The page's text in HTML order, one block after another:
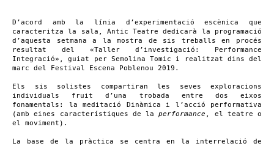
D’acord amb la línia d’experimentació escènica que
caracteritza la sala, Antic Teatre dedicarà la programació
d’aquesta setmana a la mostra de sis treballs en procés
resultat del «Taller d’investigació: Performance
Integració», guiat per Semolina Tomic i realitzat dins del
marc del Festival Escena Poblenou 2019.
Els sis solistes compartiran les seves exploracions
individuals fruit d’una trobada entre dos eixos
fonamentals: la meditació Dinàmica i l’acció performativa
(amb eines característiques de laperformance , el teatre o
el moviment).
La base de la pràctica se centra en la interrelació de